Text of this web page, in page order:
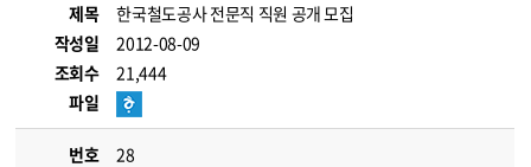
제목
한국철도공사 전문직 직원 공개 모집
작성일
2012-08-09
조회수
21,444
파일
번호
28